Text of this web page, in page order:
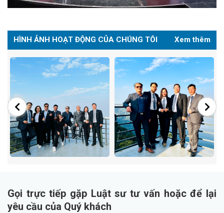
HÌNH ẢNH HOẠT ĐỘNG CỦA CHÚNG TÔI Xem thêm
Gọi trực tiếp gặp Luật sư tư vấn hoặc để lại
yêu cầu của Quý khách